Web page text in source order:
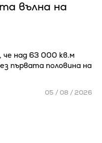
вълна на
че над 63 000 кв.м
първата половина на
05 / 08 / 2026